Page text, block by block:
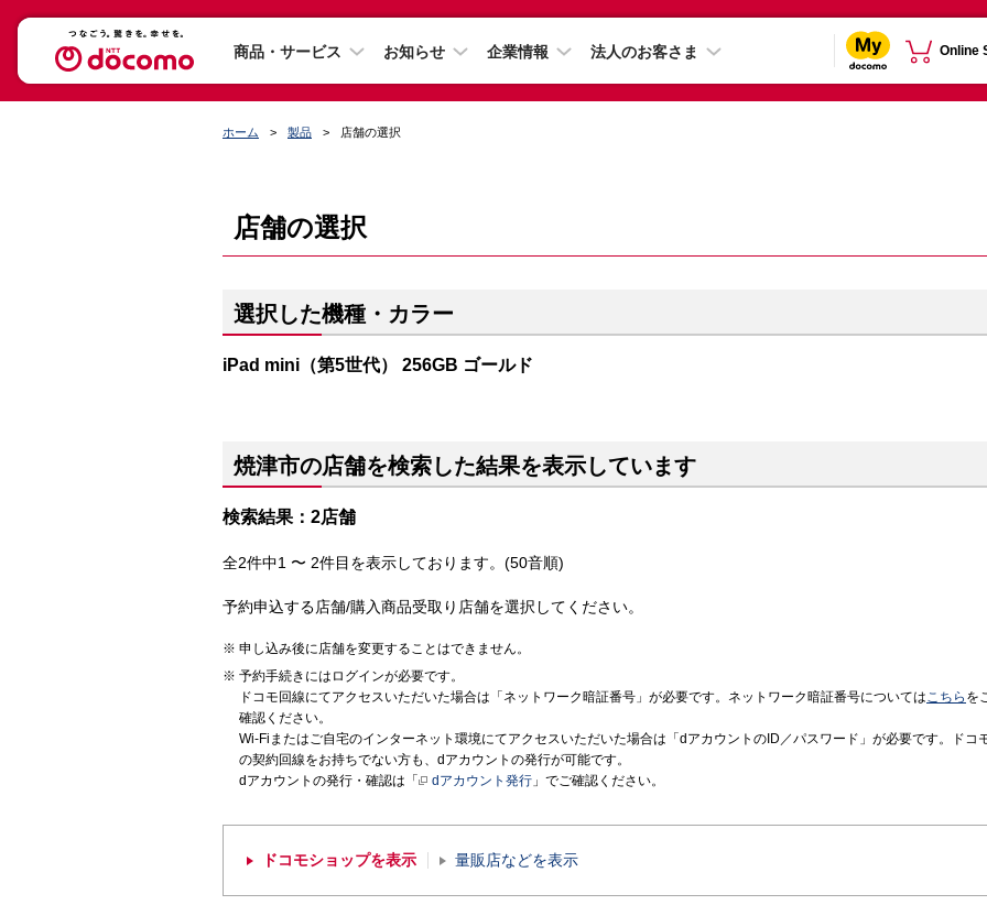
商品・サービス お知らせ 企業情報 法人のお客さま Online
ホーム 製品 店舗の選択
店舗の選択
選択した機種・カラー
iPad mini（第5世代） 256GB ゴールド
焼津市の店舗を検索した結果を表示しています
検索結果：2店舗
全2件中1 〜 2件目を表示しております。(50音順)
予約申込する店舗/購入商品受取り店舗を選択してください。
申し込み後に店舗を変更することはできません。
予約手続きにはログインが必要です。
ドコモ回線にてアクセスいただいた場合は「ネットワーク暗証番号」が必要です。ネットワーク暗証番号についてはこちら を
確認ください。
Wi-Fiまたはご自宅のインターネット環境にてアクセスいただいた場合は「dアカウントのID／パスワード」が必要です。ドコ
の契約回線をお持ちでない方も、dアカウントの発行が可能です。
dアカウントの発行・確認は「
dアカウント発行 」でご確認ください。
ドコモショップを表示 量販店などを表示